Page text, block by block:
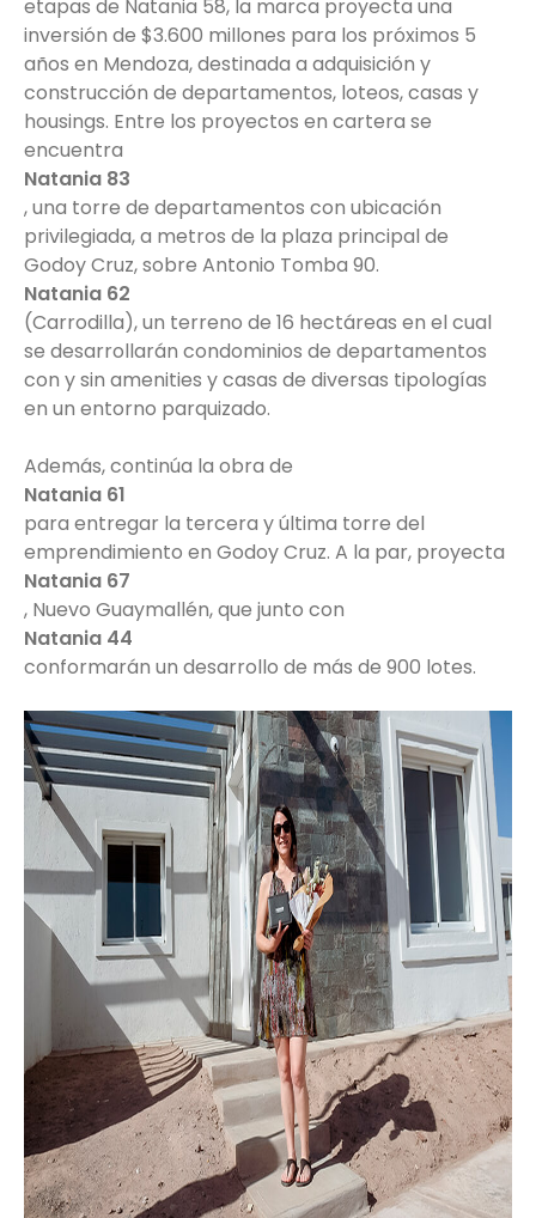
etapas de Natania 58, la marca proyecta una
inversión de $3.600 millones para los próximos 5
años en Mendoza, destinada a adquisición y
construcción de departamentos, loteos, casas y
housings. Entre los proyectos en cartera se
encuentra
Natania 83
, una torre de departamentos con ubicación
privilegiada, a metros de la plaza principal de
Godoy Cruz, sobre Antonio Tomba 90.
Natania 62
(Carrodilla), un terreno de 16 hectáreas en el cual
se desarrollarán condominios de departamentos
con y sin amenities y casas de diversas tipologías
en un entorno parquizado.
Además, continúa la obra de
Natania 61
para entregar la tercera y última torre del
emprendimiento en Godoy Cruz. A la par, proyecta
Natania 67
, Nuevo Guaymallén, que junto con
Natania 44
conformarán un desarrollo de más de 900 lotes.